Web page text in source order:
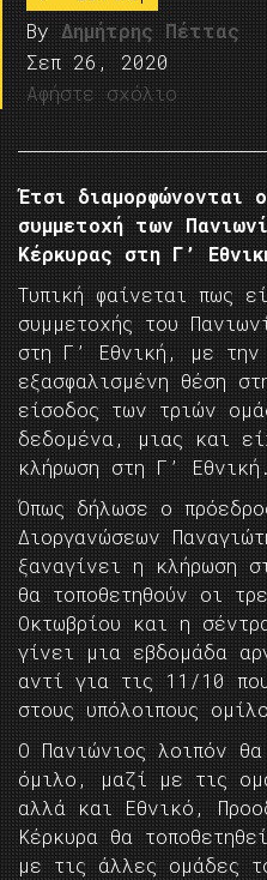
By Δημήτρης Πέττας
Σεπ 26, 2020
Αφήστε σχόλιο
Έτσι διαμορφώνονται
συμμετοχή των
Κέρκυρας στη Γ’
Τυπική φαίνεται πως
συμμετοχής του
στη Γ’ Εθνική, με την
εξασφαλισμένη θέση
είσοδος των τριών
δεδομένα, μιας και
κλήρωση στη Γ’ Εθνική.
Όπως δήλωσε ο
Διοργανώσεων
ξαναγίνει η κλήρωση
θα τοποθετηθούν οι
Οκτωβρίου και η
γίνει μια εβδομάδα
αντί για τις 11/10
στους υπόλοιπους
Ο Πανιώνιος λοιπόν
όμιλο, μαζί με τις
αλλά και Εθνικό,
Κέρκυρα θα
με τις άλλες ομάδες